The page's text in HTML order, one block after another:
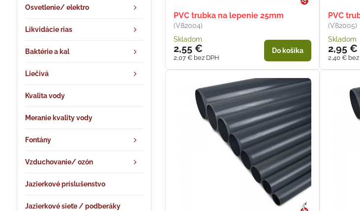
PVC trubka na lepenie 25mm
(V82004)
Skladom
2,55 €
2,07 € bez DPH
Do košíka
PVC
(V82005)
Skladom
2,95 €
2,40 € bez
Osvetlenie/ elektro
Likvidácie rias
Baktérie a kal
Liečivá
Kvalita vody
Meranie kvality vody
Fontány
Vzduchovanie/ ozón
Jazierkové príslušenstvo
Jazierkové sieťe / podberáky